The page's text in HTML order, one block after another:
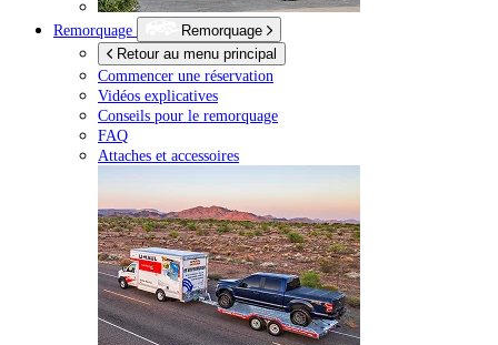
Remorquage
Remorquage
Retour au menu principal
Commencer une réservation
Vidéos explicatives
Conseils pour le remorquage
FAQ
Attaches et accessoires